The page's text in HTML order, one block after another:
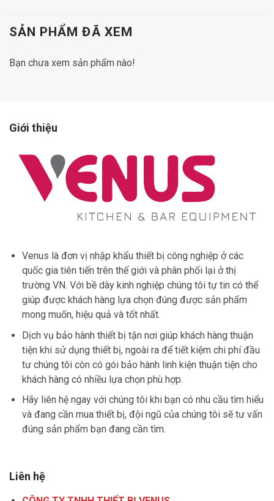
SẢN PHẨM ĐÃ XEM
Bạn chưa xem sản phẩm nào!
Giới thiệu
Venus là đơn vị nhập khẩu thiết bị công nghiệp ở các
quốc gia tiên tiến trên thế giới và phân phối lại ở thị
trường VN. Với bề dày kinh nghiệp chúng tôi tự tin có thể
giúp được khách hàng lựa chọn đúng được sản phẩm
mong muốn, hiệu quả và tốt nhất.
Dịch vụ bảo hành thiết bị tận nơi giúp khách hàng thuận
tiện khi sử dụng thiết bị, ngoài ra để tiết kiệm chi phí đầu
tư chúng tôi còn có gói bảo hành linh kiện thuận tiện cho
khách hàng có nhiều lựa chọn phù hợp.
Hãy liên hệ ngay với chúng tôi khi bạn có nhu cầu tìm hiểu
và đang cần mua thiết bị, đội ngũ của chúng tôi sẽ tư vấn
đúng sản phẩm bạn đang cần tìm.
Liên hệ